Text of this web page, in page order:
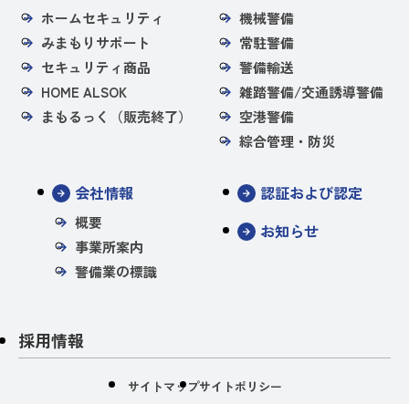
ホームセキュリティ
みまもりサポート
セキュリティ商品
HOME ALSOK
まもるっく（販売終了）
機械警備
常駐警備
警備輸送
雑踏警備/交通誘導警備
空港警備
綜合管理・防災
会社情報
概要
事業所案内
警備業の標識
認証および認定
お知らせ
採用情報
サイトマップサイトポリシー